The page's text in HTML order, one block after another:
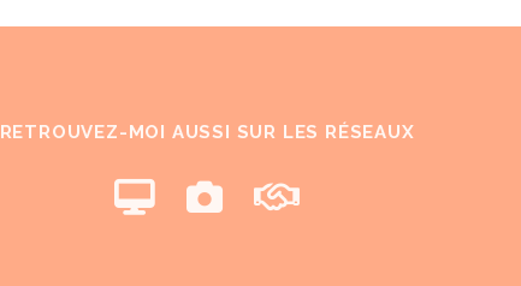
RETROUVEZ-MOI AUSSI SUR LES RÉSEAUX